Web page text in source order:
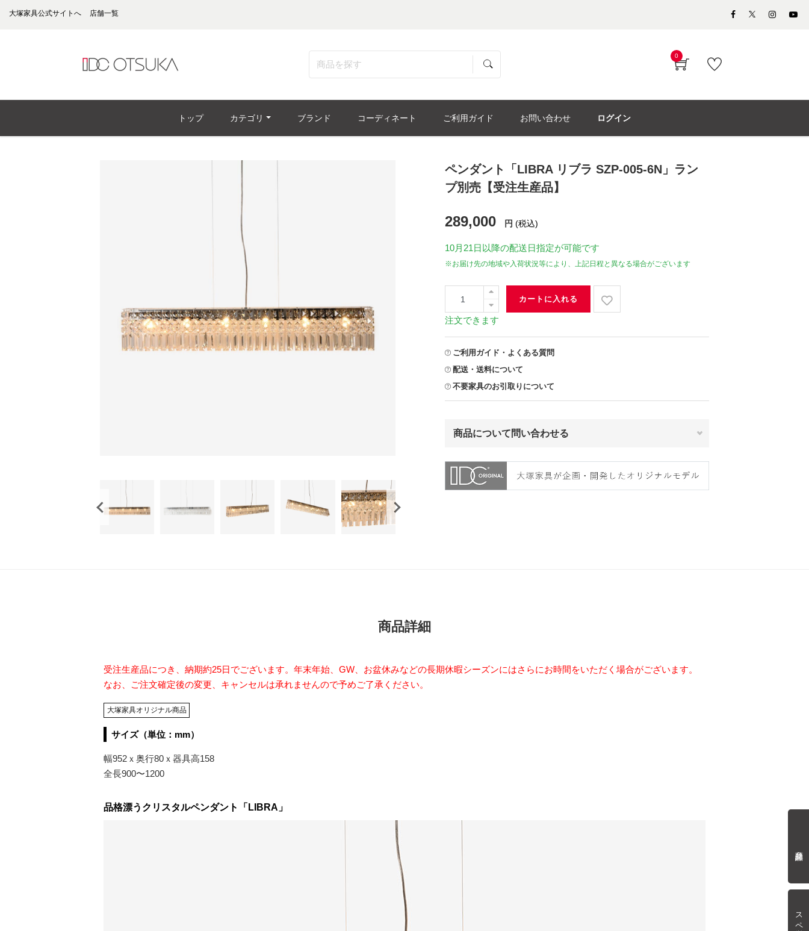
大塚家具公式サイトへ 店舗一覧
0
トップ カテゴリ ブランド コーディネート ご利用ガイド お問い合わせ ログイン
ペンダント「LIBRA リブラ SZP-005-6N」ラン
プ別売【受注生産品】
289,000 円 (税込)
10月21日 以降の配送日指定が可能です
※お届け先の地域や入荷状況等により、上記日程と異なる場合がございます
カートに入れる
注文できます
ご利用ガイド・よくある質問
配送・送料について
不要家具のお引取りについて
商品について問い合わせる
商品詳細
受注生産品につき、納期約25日でございます。年末年始、GW、お盆休みなどの長期休暇シーズンにはさらにお時間をいただく場合がございます。
なお、ご注文確定後の変更、キャンセルは承れませんので予めご了承ください。
大塚家具オリジナル商品
サイズ（単位：mm）
幅952ｘ奥行80ｘ器具高158
全長900〜1200
品格漂うクリスタルペンダント「LIBRA」